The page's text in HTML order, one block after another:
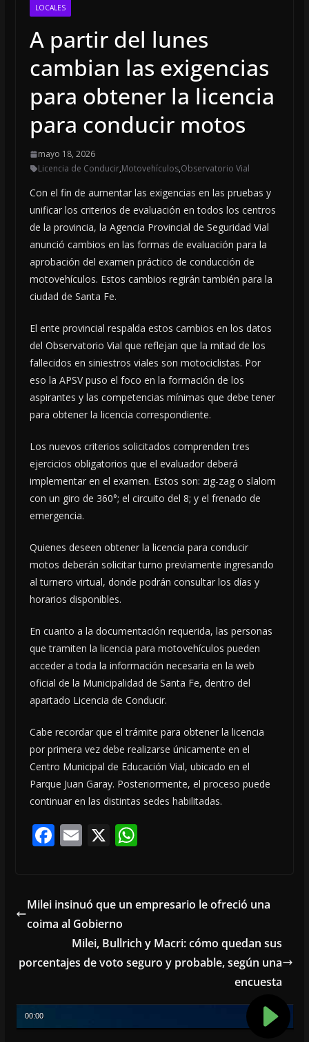
LOCALES
A partir del lunes
cambian las exigencias
para obtener la licencia
para conducir motos
mayo 18, 2026
Licencia de Conducir,Motovehículos,Observatorio Vial
Con el fin de aumentar las exigencias en las pruebas y
unificar los criterios de evaluación en todos los centros
de la provincia, la Agencia Provincial de Seguridad Vial
anunció cambios en las formas de evaluación para la
aprobación del examen práctico de conducción de
motovehículos. Estos cambios regirán también para la
ciudad de Santa Fe.
El ente provincial respalda estos cambios en los datos
del Observatorio Vial que reflejan que la mitad de los
fallecidos en siniestros viales son motociclistas. Por
eso la APSV puso el foco en la formación de los
aspirantes y las competencias mínimas que debe tener
para obtener la licencia correspondiente.
Los nuevos criterios solicitados comprenden tres
ejercicios obligatorios que el evaluador deberá
implementar en el examen. Estos son: zig-zag o slalom
con un giro de 360°; el circuito del 8; y el frenado de
emergencia.
Quienes deseen obtener la licencia para conducir
motos deberán solicitar turno previamente ingresando
al turnero virtual, donde podrán consultar los días y
horarios disponibles.
En cuanto a la documentación requerida, las personas
que tramiten la licencia para motovehículos pueden
acceder a toda la información necesaria en la web
oficial de la Municipalidad de Santa Fe, dentro del
apartado Licencia de Conducir.
Cabe recordar que el trámite para obtener la licencia
por primera vez debe realizarse únicamente en el
Centro Municipal de Educación Vial, ubicado en el
Parque Juan Garay. Posteriormente, el proceso puede
continuar en las distintas sedes habilitadas.
F
b
o
k
E
l
X W
s
p
p
Milei insinuó que un empresario le ofreció una
coima al Gobierno
Milei, Bullrich y Macri: cómo quedan sus
porcentajes de voto seguro y probable, según una
encuesta